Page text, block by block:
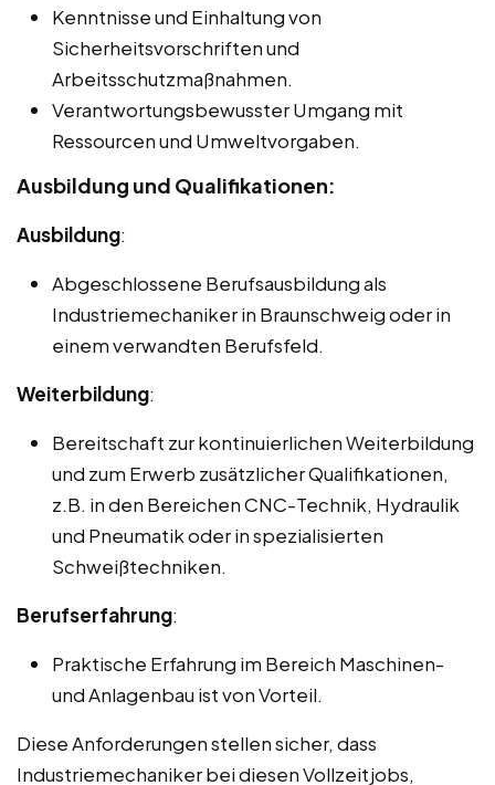
Kenntnisse und Einhaltung von
Sicherheitsvorschriften und
Arbeitsschutzmaßnahmen.
Verantwortungsbewusster Umgang mit
Ressourcen und Umweltvorgaben.
Ausbildung und Qualifikationen:
Ausbildung:
Abgeschlossene Berufsausbildung als
Industriemechaniker in Braunschweig oder in
einem verwandten Berufsfeld.
Weiterbildung:
Bereitschaft zur kontinuierlichen Weiterbildung
und zum Erwerb zusätzlicher Qualifikationen,
z.B. in den Bereichen CNC-Technik, Hydraulik
und Pneumatik oder in spezialisierten
Schweißtechniken.
Berufserfahrung:
Praktische Erfahrung im Bereich Maschinen-
und Anlagenbau ist von Vorteil.
Diese Anforderungen stellen sicher, dass
Industriemechaniker bei diesen Vollzeitjobs,